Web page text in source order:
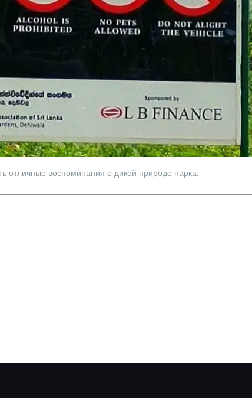
отличные воспоминания о дикой природе парка.